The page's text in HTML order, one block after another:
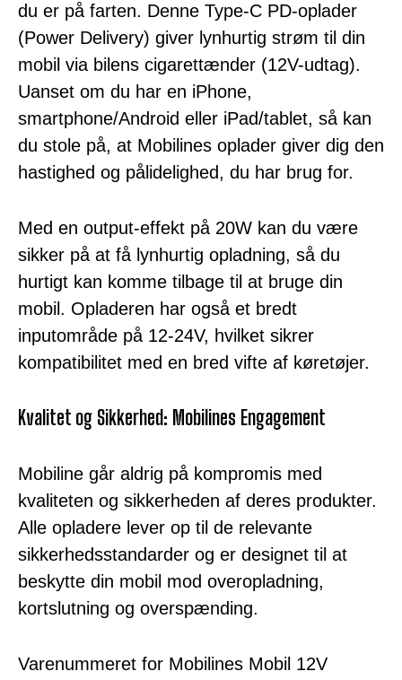
du er på farten. Denne Type-C PD-oplader
(Power Delivery) giver lynhurtig strøm til din
mobil via bilens cigarettænder (12V-udtag).
Uanset om du har en iPhone,
smartphone/Android eller iPad/tablet, så kan
du stole på, at Mobilines oplader giver dig den
hastighed og pålidelighed, du har brug for.
Med en output-effekt på 20W kan du være
sikker på at få lynhurtig opladning, så du
hurtigt kan komme tilbage til at bruge din
mobil. Opladeren har også et bredt
inputområde på 12-24V, hvilket sikrer
kompatibilitet med en bred vifte af køretøjer.
Kvalitet og Sikkerhed: Mobilines Engagement
Mobiline går aldrig på kompromis med
kvaliteten og sikkerheden af deres produkter.
Alle opladere lever op til de relevante
sikkerhedsstandarder og er designet til at
beskytte din mobil mod overopladning,
kortslutning og overspænding.
Varenummeret for Mobilines Mobil 12V